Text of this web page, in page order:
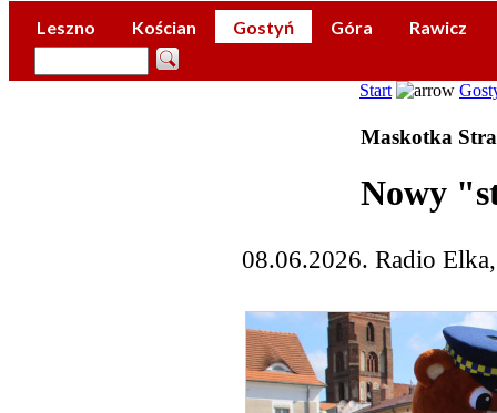
Leszno Kościan Gostyń Góra Rawicz
Start
Maskotka
Nowy
08.06.2026. Radio